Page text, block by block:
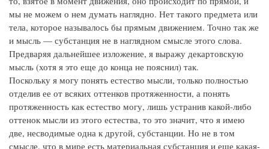
мы не можем о нем думать наглядно. Нет такого предмета или
тела, которое называлось бы прямым движением. Точно так же
и мысль — субстанция не в наглядном смысле этого слова.
Предваряя дальнейшее изложение, я выражу декартовскую
мысль (хотя я это еще до конца не пояснил) так.
Поскольку я могу понять естество мысли, только полностью
отделив ее от всяких оттенков протяженности, а понять
протяженность как естество могу, лишь устранив какой-либо
оттенок мысли из этого естества, то это значит, что я имею
две, несводимые одна к другой, субстанции. Но не в том
смысле, что в мире есть материальная субстанция и еще какая-